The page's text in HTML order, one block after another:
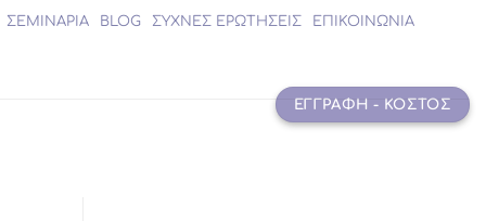
ΣΕΜΙΝΑΡΙΑ BLOG ΣΥΧΝΕΣ ΕΡΩΤΗΣΕΙΣ ΕΠΙΚΟΙΝΩΝΙΑ
ΕΓΓΡΑΦΗ - ΚΟΣΤΟΣ